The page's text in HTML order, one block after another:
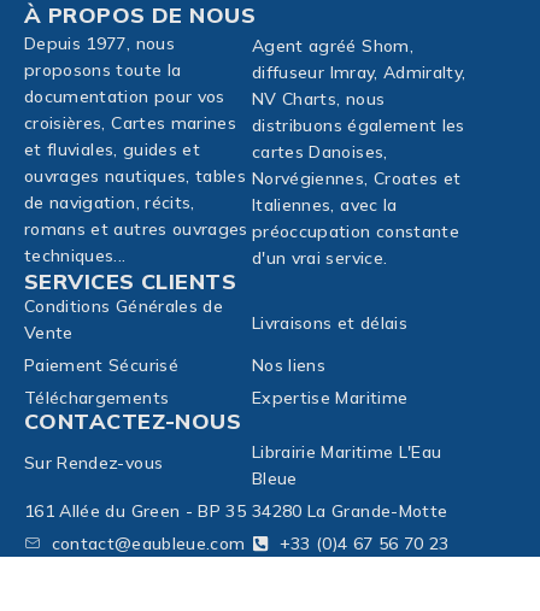
À PROPOS DE NOUS
Depuis 1977, nous
proposons toute la
documentation pour vos
croisières, Cartes marines
et fluviales, guides et
ouvrages nautiques, tables
de navigation, récits,
romans et autres ouvrages
techniques...
Agent agréé Shom,
diffuseur Imray, Admiralty,
NV Charts, nous
distribuons également les
cartes Danoises,
Norvégiennes, Croates et
Italiennes, avec la
préoccupation constante
d'un vrai service.
SERVICES CLIENTS
Conditions Générales de
Vente
Livraisons et délais
Paiement Sécurisé
Nos liens
Téléchargements
Expertise Maritime
CONTACTEZ-NOUS
Sur Rendez-vous
Librairie Maritime L'Eau
Bleue
161 Allée du Green - BP 35 34280 La Grande-Motte
contact@eaubleue.com
+33 (0)4 67 56 70 23